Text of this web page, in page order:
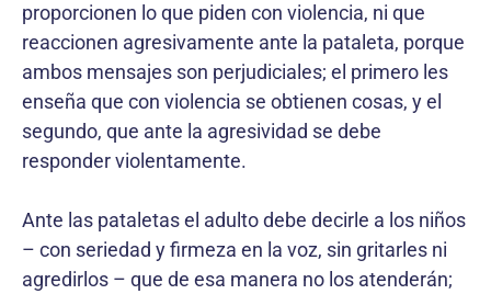
proporcionen lo que piden con violencia, ni que
reaccionen agresivamente ante la pataleta, porque
ambos mensajes son perjudiciales; el primero les
enseña que con violencia se obtienen cosas, y el
segundo, que ante la agresividad se debe
responder violentamente.
Ante las pataletas el adulto debe decirle a los niños
– con seriedad y firmeza en la voz, sin gritarles ni
agredirlos – que de esa manera no los atenderán;